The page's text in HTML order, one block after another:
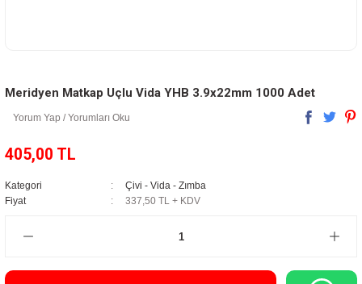
Meridyen Matkap Uçlu Vida YHB 3.9x22mm 1000 Adet
Yorum Yap / Yorumları Oku
405,00 TL
Kategori
Çivi - Vida - Zımba
Fiyat
337,50 TL + KDV